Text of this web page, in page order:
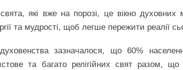
які вже на порозі, це вікно духовних
та мудрості, щоб легше пережити реалії
зазначалося, що 60%
та багато релігійних свят разом, що